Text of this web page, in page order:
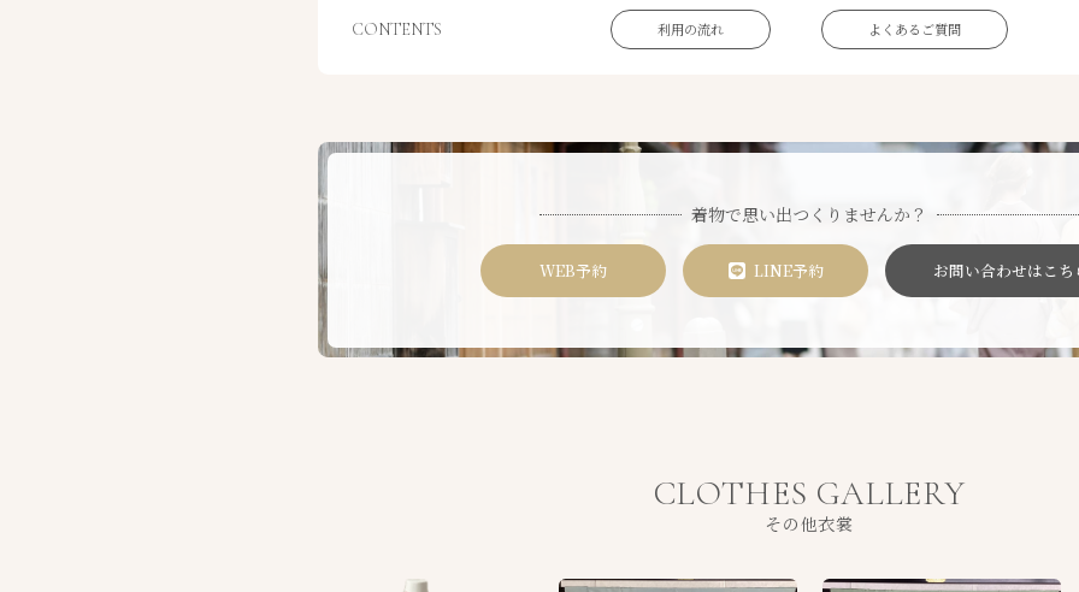
CONTENTS 利用の流れ よくあるご質問
着物で思い出つくりませんか？
WEB予約 LINE予約 お問い合わせはこち
CLOTHES GALLERY
その他衣裳